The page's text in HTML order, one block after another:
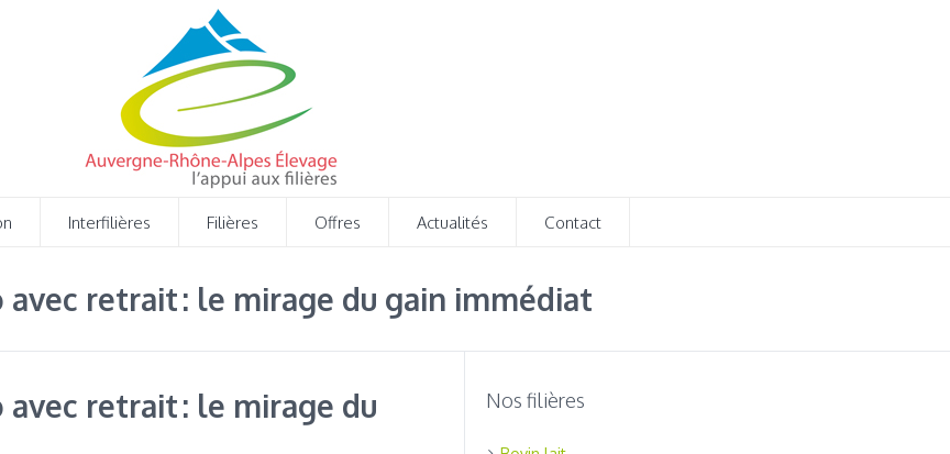
Interfilières Filières Offres Actualités Contact
retrait : le mirage du gain immédiat
retrait : le mirage du
Nos filières